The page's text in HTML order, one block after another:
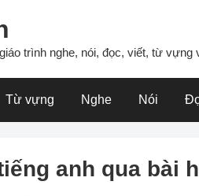
trình nghe, nói, đọc, viết, từ vựng
Từ vựng Nghe Nói
anh qua bài